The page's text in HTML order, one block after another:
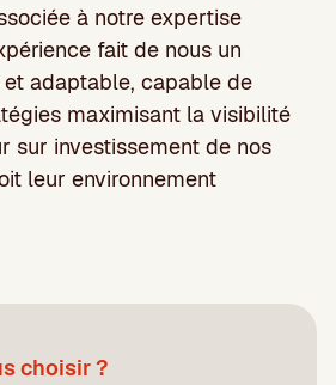
à notre expertise
fait de nous un
adaptable, capable de
maximisant la visibilité
sur investissement de nos
leur environnement
choisir ?